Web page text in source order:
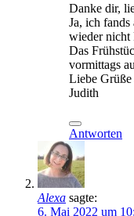
Danke dir,
Ja, ich fands
wieder nicht
Das
vormittags
Liebe
Judith
Antworten
Alexa sagte:
6. Mai 2022 um